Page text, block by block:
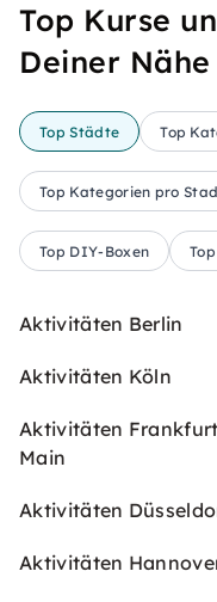
Top Kurse
Deiner Nähe
Top Städte Top
Top Kategorien pro
Top DIY-Boxen
Aktivitäten Berlin
Aktivitäten Köln
Aktivitäten
Main
Aktivitäten
Aktivitäten